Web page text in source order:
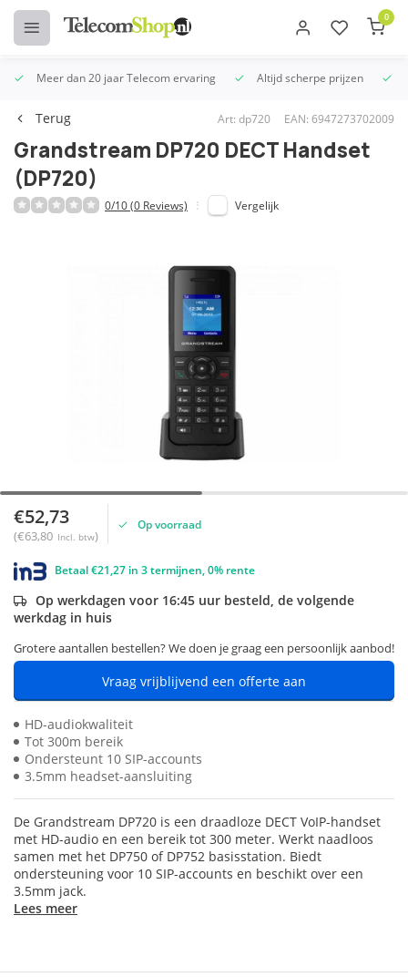
0
Meer dan 20 jaar Telecom ervaring Altijd scherpe prijzen
Terug Art: dp720 EAN: 6947273702009
Grandstream DP720 DECT Handset
(DP720)
0/10 (0 Reviews) Vergelijk
€52,73
(€63,80 Incl. btw)
Op voorraad
Betaal €21,27 in 3 termijnen, 0% rente
Op werkdagen voor 16:45 uur besteld, de volgende
werkdag in huis
Grotere aantallen bestellen? We doen je graag een persoonlijk aanbod!
Vraag vrijblijvend een offerte aan
HD-audiokwaliteit
Tot 300m bereik
Ondersteunt 10 SIP-accounts
3.5mm headset-aansluiting
De Grandstream DP720 is een draadloze DECT VoIP-handset
met HD-audio en een bereik tot 300 meter. Werkt naadloos
samen met het DP750 of DP752 basisstation. Biedt
ondersteuning voor 10 SIP-accounts en beschikt over een
3.5mm jack.
Lees meer